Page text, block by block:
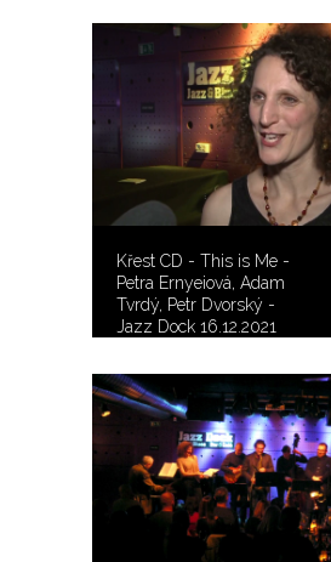
Křest CD - This is Me -
Petra Ernyeiová, Adam
Tvrdý, Petr Dvorský -
Jazz Dock 16.12.2021